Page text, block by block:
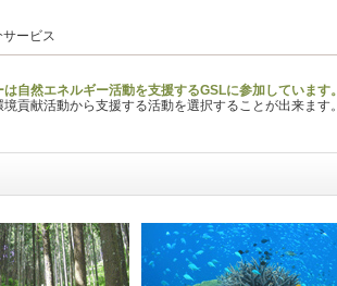
ービス
自然エネルギー活動を支援するGSLに参加しています。
貢献活動から支援する活動を選択することが出来ます。